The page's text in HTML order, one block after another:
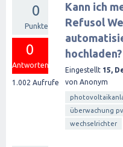
0
Punkte
0
Antworten
1.002 Aufrufe
Kann ich
Refusol
hochladen?
Eingestellt 15,
von Anonym
überwachung
wechselrichter